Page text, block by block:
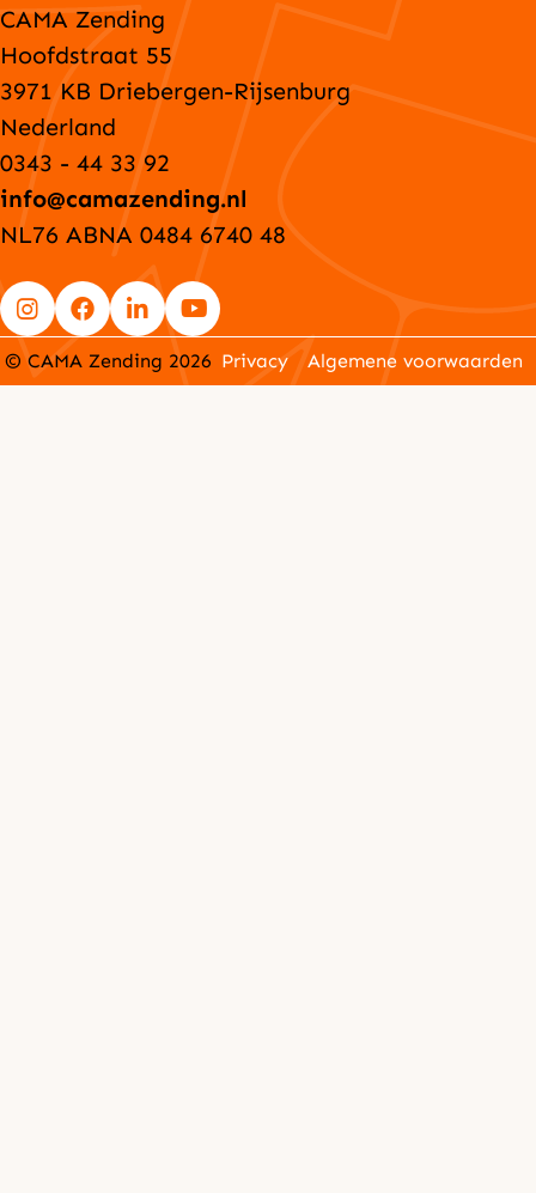
CAMA Zending
Hoofdstraat 55
3971 KB Driebergen-Rijsenburg
Nederland
0343 - 44 33 92
info@camazending.nl
NL76 ABNA 0484 6740 48
Go
to
Go
to
Go
to
Go
to
© CAMA Zending 2026 Privacy Algemene voorwaarden